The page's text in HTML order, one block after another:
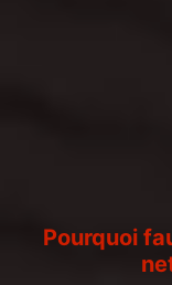
Pourquoi